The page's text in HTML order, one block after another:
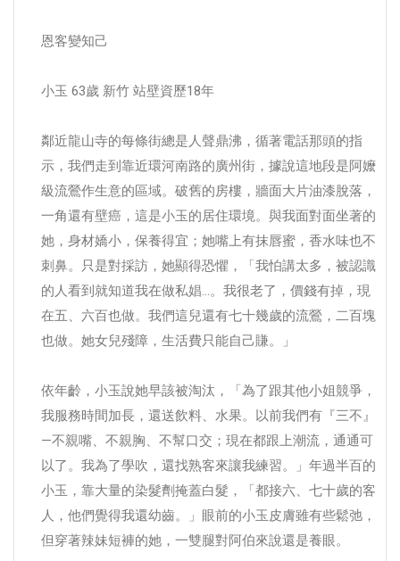
恩客變知己
小玉 63歲 新竹 站壁資歷18年
鄰近龍山寺的每條街總是人聲鼎沸，循著電話那頭的指
示，我們走到靠近環河南路的廣州街，據說這地段是阿嬤
級流鶯作生意的區域。破舊的房樓，牆面大片油漆脫落，
一角還有壁癌，這是小玉的居住環境。與我面對面坐著的
她，身材嬌小，保養得宜；她嘴上有抹唇蜜，香水味也不
刺鼻。只是對採訪，她顯得恐懼，「我怕講太多，被認識
的人看到就知道我在做私娼…。我很老了，價錢有掉，現
在五、六百也做。我們這兒還有七十幾歲的流鶯，二百塊
也做。她女兒殘障，生活費只能自己賺。」
依年齡，小玉說她早該被淘汰，「為了跟其他小姐競爭，
我服務時間加長，還送飲料、水果。以前我們有『三不』
—不親嘴、不親胸、不幫口交；現在都跟上潮流，通通可
以了。我為了學吹，還找熟客來讓我練習。」年過半百的
小玉，靠大量的染髮劑掩蓋白髮，「都接六、七十歲的客
人，他們覺得我還幼齒。」眼前的小玉皮膚雖有些鬆弛，
但穿著辣妹短褲的她，一雙腿對阿伯來說還是養眼。